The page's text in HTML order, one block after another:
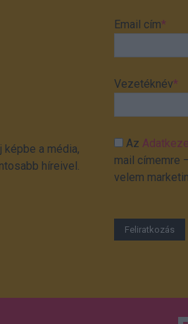
a média,
híreivel.
Email cím*
Vezetéknév*
Az
mail címemre
velem